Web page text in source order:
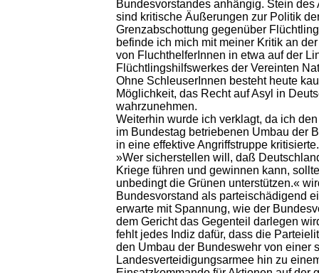
Bundesvorstandes anhängig. Stein des
sind kritische Äußerungen zur Politik
Grenzabschottung gegenüber
befinde ich mich mit meiner Kritik an
von FluchthelferInnen in etwa auf der
Flüchtlingshilfswerkes der Vereinten
Ohne SchleuserInnen besteht heute
Möglichkeit, das Recht auf Asyl in
wahrzunehmen.
Weiterhin wurde ich verklagt, da ich
im Bundestag betriebenen Umbau der
in eine effektive Angriffstruppe
»Wer sicherstellen will, daß
Kriege führen und gewinnen kann,
unbedingt die Grünen unterstützen.«
Bundesvorstand als parteischädigend
erwarte mit Spannung, wie der
dem Gericht das Gegenteil darlegen
fehlt jedes Indiz dafür, dass die
den Umbau der Bundeswehr von einer
Landesverteidigungsarmee hin zu